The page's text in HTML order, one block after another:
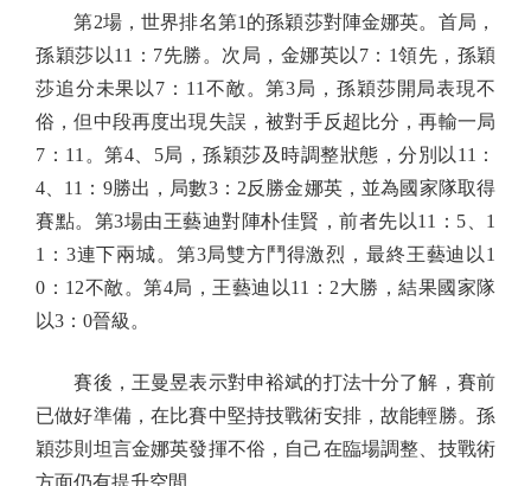
第2場，世界排名第1的孫穎莎對陣金娜英。首局，
孫穎莎以11：7先勝。次局，金娜英以7：1領先，孫穎
莎追分未果以7：11不敵。第3局，孫穎莎開局表現不
俗，但中段再度出現失誤，被對手反超比分，再輸一局
7：11。第4、5局，孫穎莎及時調整狀態，分別以11：
4、11：9勝出，局數3：2反勝金娜英，並為國家隊取得
賽點。第3場由王藝迪對陣朴佳賢，前者先以11：5、1
1：3連下兩城。第3局雙方鬥得激烈，最終王藝迪以1
0：12不敵。第4局，王藝迪以11：2大勝，結果國家隊
以3：0晉級。
賽後，王曼昱表示對申裕斌的打法十分了解，賽前
已做好準備，在比賽中堅持技戰術安排，故能輕勝。孫
穎莎則坦言金娜英發揮不俗，自己在臨場調整、技戰術